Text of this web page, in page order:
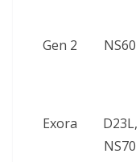
Gen 2
NS60
Exora
D23L,
NS70